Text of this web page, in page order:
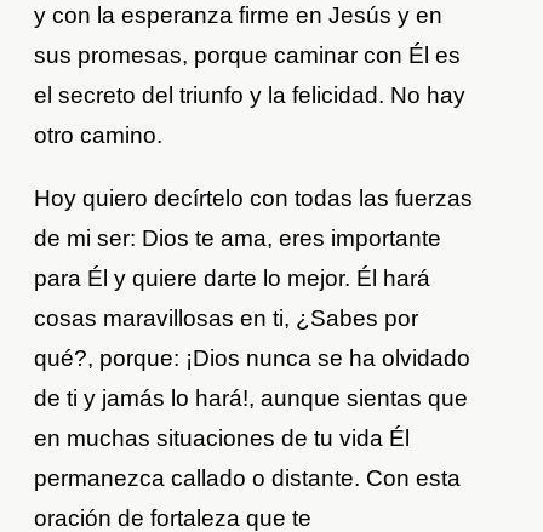
y con la esperanza firme en Jesús y en
sus promesas, porque caminar con Él es
el secreto del triunfo y la felicidad. No hay
otro camino.
Hoy quiero decírtelo con todas las fuerzas
de mi ser: Dios te ama, eres importante
para Él y quiere darte lo mejor. Él hará
cosas maravillosas en ti, ¿Sabes por
qué?, porque: ¡Dios nunca se ha olvidado
de ti y jamás lo hará!, aunque sientas que
en muchas situaciones de tu vida Él
permanezca callado o distante. Con esta
oración de fortaleza que te